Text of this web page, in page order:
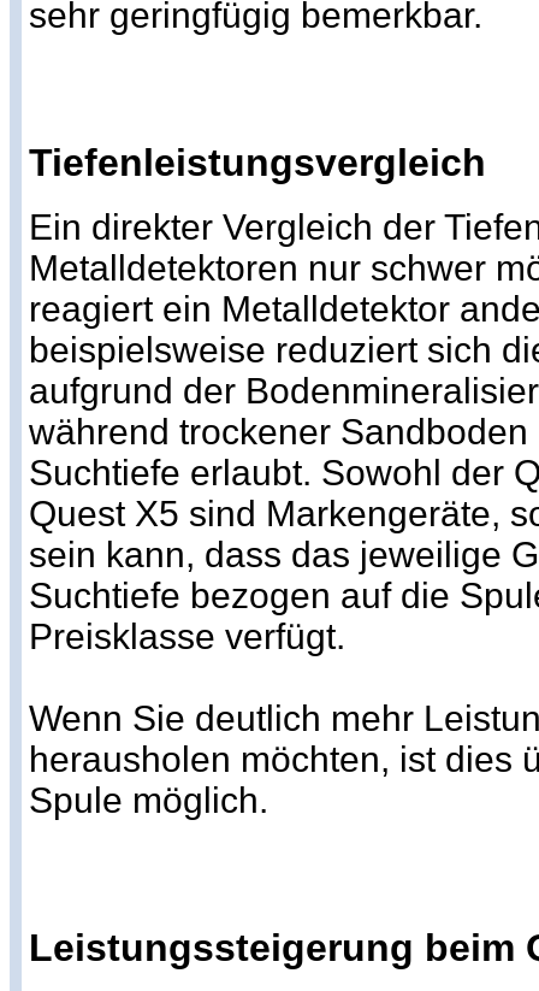
sehr geringfügig bemerkbar.
Tiefenleistungsvergleich
Ein direkter Vergleich der
Metalldetektoren nur schwer
reagiert ein Metalldetektor
beispielsweise reduziert sich
aufgrund der
während trockener
Suchtiefe erlaubt. Sowohl der
Quest X5 sind Markengeräte,
sein kann, dass das jeweilige
Suchtiefe bezogen auf die
Preisklasse verfügt.
Wenn Sie deutlich mehr
herausholen möchten, ist dies
Spule möglich.
Leistungssteigerung beim